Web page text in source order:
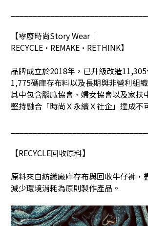
【零廢時尚Story Wear｜
RECYCLE•REMAKE•RETHINK】
品牌成立於2018年，已升級改造11,305
1,775碼庫存布料以及長期與非營利組
其中包含腦麻協會、婦女協會以及家扶
堅持融合「時尚Ｘ永續Ｘ社企」達成不
【RECYCLE回收原料】
原料來自紡織廠庫存布與回收牛仔褲，
減少環境消耗為原則製作產品。